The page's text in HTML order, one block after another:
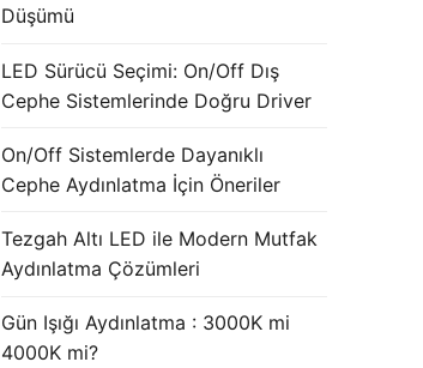
Düşümü
LED Sürücü Seçimi: On/Off Dış
Cephe Sistemlerinde Doğru Driver
On/Off Sistemlerde Dayanıklı
Cephe Aydınlatma İçin Öneriler
Tezgah Altı LED ile Modern Mutfak
Aydınlatma Çözümleri
Gün Işığı Aydınlatma : 3000K mi
4000K mi?